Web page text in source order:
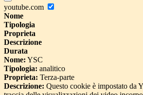
youtube.com
Nome
Tipologia
Proprieta
Descrizione
Durata
Nome: YSC
Tipologia: analitico
Proprieta: Terza-parte
Descrizione: Questo cookie è impostato da